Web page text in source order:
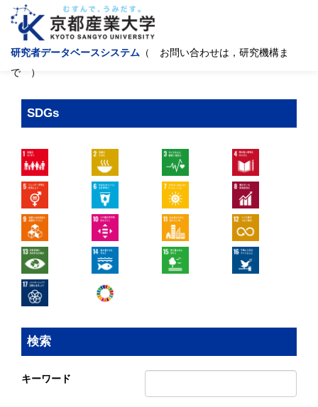
研究者データベースシステム （ お問い合わせは，研究機構ま
で ）
SDGs
検索
キーワード